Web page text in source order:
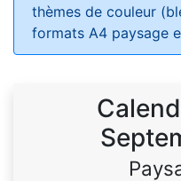
thèmes de couleur
formats A4 paysage